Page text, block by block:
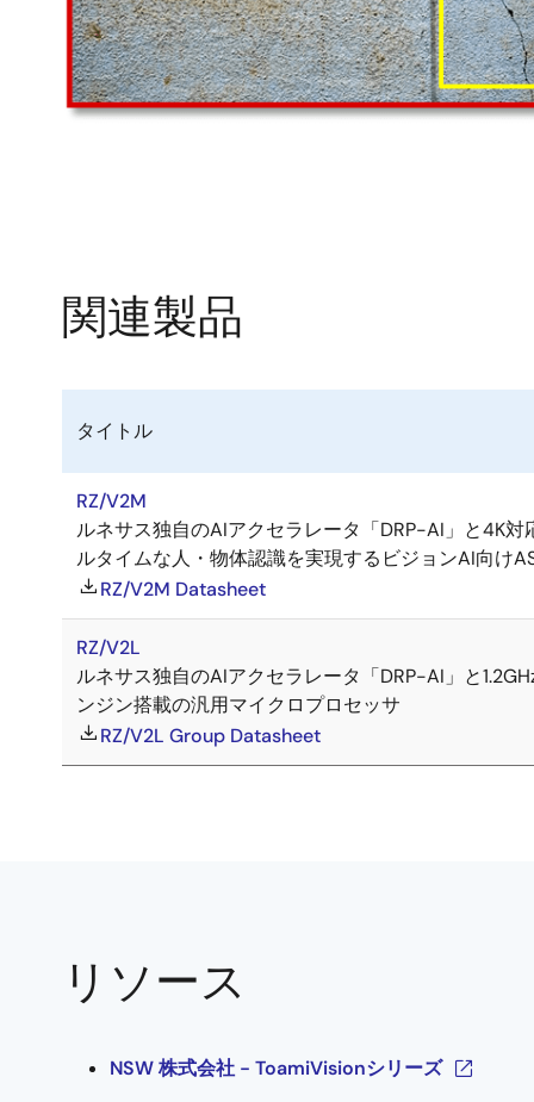
関連製品
タイトル
RZ/V2M
ルネサス独自のAIアクセラレータ「DRP-AI」と4K
ルタイムな人・物体認識を実現するビジョンAI向け
RZ/V2M Datasheet
RZ/V2L
ルネサス独自のAIアクセラレータ「DRP-AI」と
ンジン搭載の汎用マイクロプロセッサ
RZ/V2L Group Datasheet
リソース
NSW 株式会社 - ToamiVisionシリーズ